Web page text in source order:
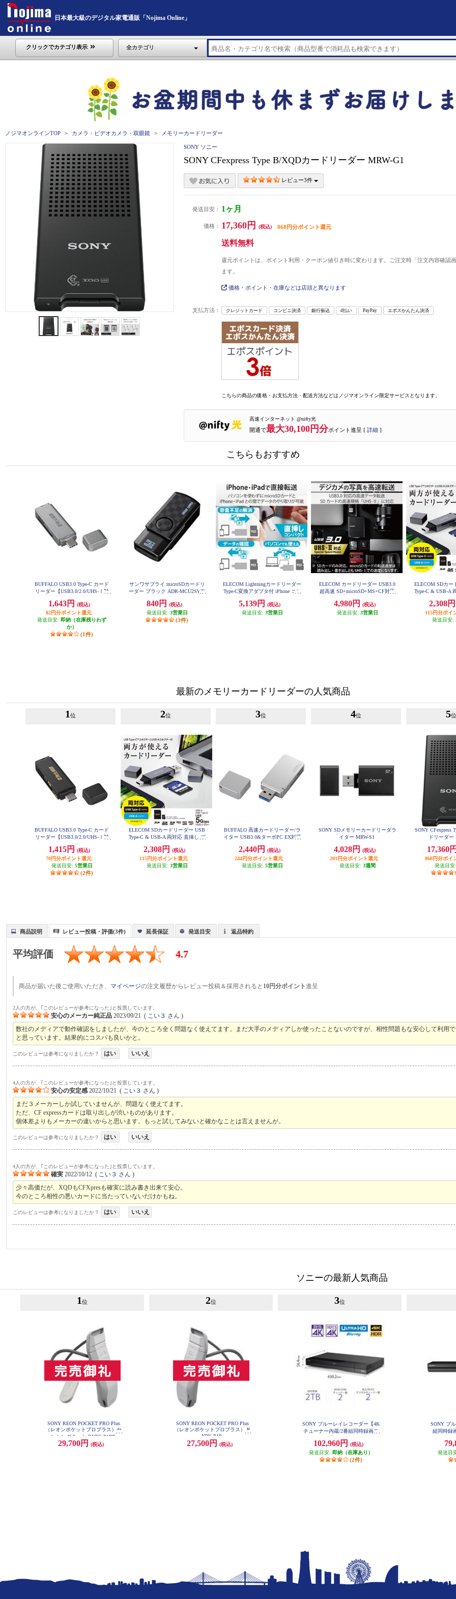
日本最大級のデジタル家電通販「Nojima Online」
クリックでカテゴリ表示 全カテゴリ
ノジマオンラインTOP カメラ・ビデオカメラ・双眼鏡 メモリーカードリーダー
SONY ソニー
SONY CFexpress Type B/XQDカードリーダー MRW-G1
レビュー3件
発送目安： 1ヶ月
価格： 17,360円 (税込) 868円分ポイント還元
送料無料
還元ポイントは、ポイント利用・クーポン値引き時に変わります。ご注文時「注文内容確認
ます。
価格・ポイント・在庫などは店頭と異なります
支払方法： クレジットカード コンビニ決済 銀行振込 d払い PayPay エポスかんたん決済
こちらの商品の価格・お支払方法・配送方法などはノジマオンライン限定サービスとなります。
高速インターネット @nifty光
開通で最大30,100円分ポイント進呈 [ 詳細 ]
こちらもおすすめ
BUFFALO USB3.0 Type-C カード
リーダー【USB3.0/2.0/UHS-Ⅰ対
ー】 BSCR120U3CSV
1,643円
(税込)
82円分ポイント還元
発送目安: 即納（在庫残りわず
か）
(1件)
サンワサプライ microSDカードリ
ーダー ブラック ADR-MCU2SWB
840円
(税込)
発送目安: 3営業日
(3件)
ELECOM Lightningカードリーダー
Type-C変換アダプタ付 iPhone コン
イト MR-LD102WH
5,139円
(税込)
発送目安: 3営業日
ELECOM カードリーダー USB3.0
超高速 SD+microSD+MS+CF対応
MR3-C402BK
4,980円
(税込)
発送目安: 3営業日
ELECOM SDカー
Type-C & USB-A
2,308円
115円分ポイ
発送目安:
最新のメモリーカードリーダーの人気商品
1 位
BUFFALO USB3.0 Type-C カード
リーダー【USB3.0/2.0/UHS-Ⅰ対
ク】 BSCR120U3CBK
1,415円
(税込)
70円分ポイント還元
発送目安: 5営業日
(2件)
2位
ELECOM SDカードリーダー USB
Type-C & USB-A 両対応 直挿し ブ
2,308円
(税込)
115円分ポイント還元
発送目安: 3営業日
3位
BUFFALO 高速カードリーダー/ラ
イター USB3.0&ターボPC EX対応
2,440円
(税込)
244円分ポイント還元
発送目安: 5営業日
4位
SONY SDメモリーカードリーダラ
イター MRW-S1
4,028円
(税込)
201円分ポイント還元
発送目安: 3週間
5位
SONY CFexpress
ドリーダー
17,360円
868円分ポイ
発送目安:
商品説明 レビュー投稿・評価(3件) 延長保証 発送目安 返品特約
平均評価 4.7
商品が届いた後ご使用いただき、 マイページの注文履歴からレビュー投稿＆採用されると 10円分ポイント進呈
2人の方が、｢このレビューが参考になった｣と投票しています。
安心のメーカー純正品 2023/09/21 ( こい３ さん )
数社のメディアで動作確認をしましたが、今のところ全く問題なく使えてます。まだ大手のメディアしか使ったことないのですが、相性問題もな安心して利用
と思っています。結果的にコスパも良いかと。
このレビューは参考になりましたか？ はい いいえ
4人の方が、｢このレビューが参考になった｣と投票しています。
安心の安定感 2022/10/21 ( こい３ さん )
まだ３メーカーしか試していませんが、問題なく使えてます。
ただ、CF expressカードは取り出しが渋いものがあります。
個体差よりもメーカーの違いからと思います。もっと試してみないと確かなことは言えませんが。
このレビューは参考になりましたか？ はい いいえ
4人の方が、｢このレビューが参考になった｣と投票しています。
確実 2022/10/12 ( こい３ さん )
少々高価だが、XQDもCFXpresも確実に読み書き出来て安心。
今のところ相性の悪いカードに当たっていないだけかもね。
このレビューは参考になりましたか？ はい いいえ
ソニーの最新人気商品
1 位
SONY REON POCKET PRO Plus
（レオンポケットプロプラス）セ
ンシングキット RNPK-P1PT
29,700円 (税込)
2位
SONY REON POCKET PRO Plus
（レオンポケットプロプラス） R
NPK-P1P
27,500円 (税込)
3位
SONY ブルーレイレコーダー【4K
チューナー内蔵/2番組同時録画モ
102,960円
(税込)
発送目安: 即納（在庫あり）
(2件)
SONY ブ
組同時録
発送目